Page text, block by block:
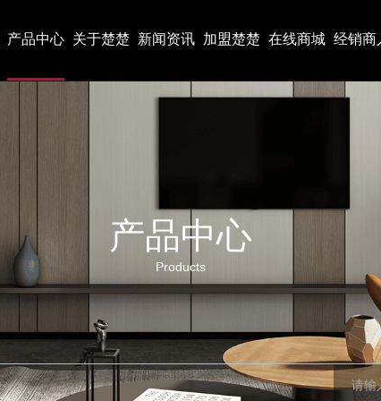
产品中心 关于楚楚 新闻资讯 加盟楚楚 在线商城 经销商
产品中心
Products